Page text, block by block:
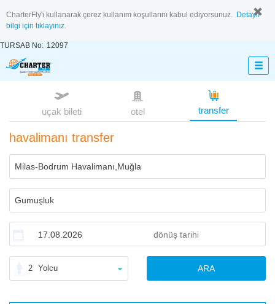
CharterFly'i kullanarak çerez kullanım koşullarını kabul ediyorsunuz. Detaylı
bilgi için tıklayınız.
TURSAB No: 12097
uçak bileti otel transfer
havalimanı transfer
2 Yolcu ARA